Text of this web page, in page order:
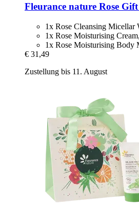
Fleurance nature Rose
1x Rose Cleansing Micellar
1x Rose Moisturising
1x Rose Moisturising Body
€ 31,49
Zustellung bis 11. August